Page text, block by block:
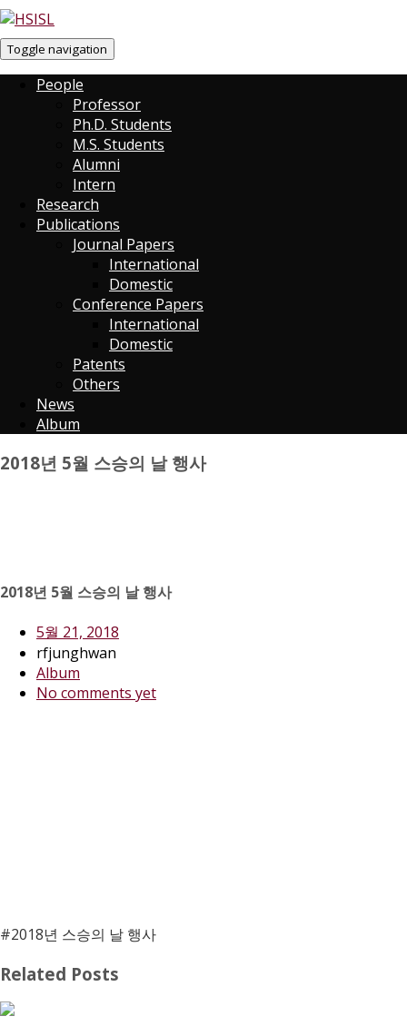
Toggle navigation
People
Professor
Ph.D. Students
M.S. Students
Alumni
Intern
Research
Publications
Journal Papers
International
Domestic
Conference Papers
International
Domestic
Patents
Others
News
Album
2018년 5월 스승의 날 행사
2018년 5월 스승의 날 행사
5월 21, 2018
rfjunghwan
Album
No comments yet
#2018년 스승의 날 행사
Related Posts